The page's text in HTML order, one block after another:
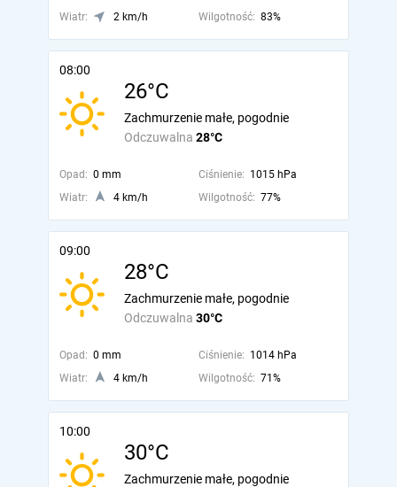
Wiatr: 2 km/h Wilgotność: 83%
08:00
26°C
Odczuwalna 28°C
Zachmurzenie małe, pogodnie
Opad: 0 mm Ciśnienie: 1015 hPa
Wiatr:
4 km/h Wilgotność: 77%
09:00
28°C
Odczuwalna 30°C
Zachmurzenie małe, pogodnie
Opad: 0 mm Ciśnienie: 1014 hPa
Wiatr:
4 km/h Wilgotność: 71%
10:00
30°C
Zachmurzenie małe, pogodnie